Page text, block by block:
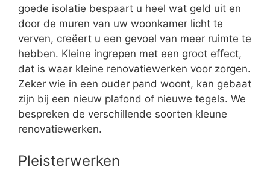
goede isolatie bespaart u heel wat geld uit en
door de muren van uw woonkamer licht te
verven, creëert u een gevoel van meer ruimte te
hebben. Kleine ingrepen met een groot effect,
dat is waar kleine renovatiewerken voor zorgen.
Zeker wie in een ouder pand woont, kan gebaat
zijn bij een nieuw plafond of nieuwe tegels. We
bespreken de verschillende soorten kleune
renovatiewerken.
Pleisterwerken